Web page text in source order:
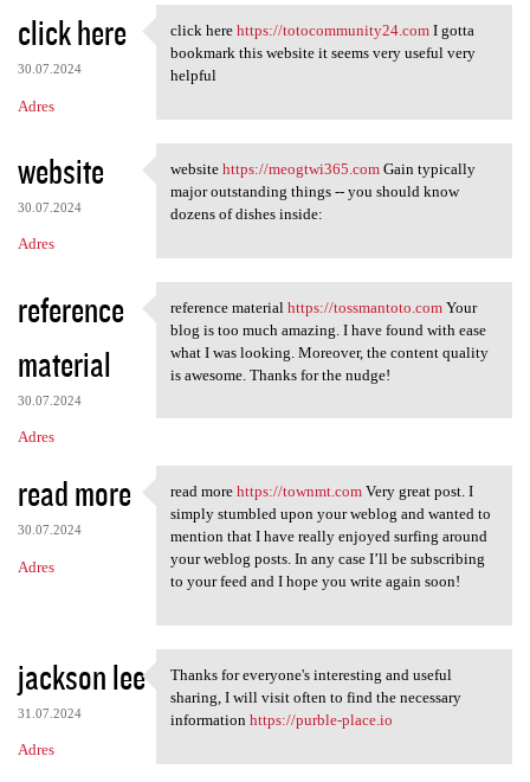
click here
30.07.2024
Adres
click here https:/
click here https://totocommunity24.comI gotta
bookmark this website it seems very useful very
helpful
website
30.07.2024
Adres
website https://meogtwi365
website https://meogtwi365.comGain typically
major outstanding things -- you should know
dozens of dishes inside:
reference
material
30.07.2024
Adres
reference material https:/
reference material https://tossmantoto.comYour
blog is too much amazing. I have found with ease
what I was looking. Moreover, the content quality
is awesome. Thanks for the nudge!
read more
30.07.2024
Adres
read more https://townmt.com
read more https://townmt.comVery great post. I
simply stumbled upon your weblog and wanted to
mention that I have really enjoyed surfing around
your weblog posts. In any case I’ll be subscribing
to your feed and I hope you write again soon!
jackson lee
31.07.2024
Adres
Thanks for everyone's
Thanks for everyone's interesting and useful
sharing, I will visit often to find the necessary
information https://purble-place.io